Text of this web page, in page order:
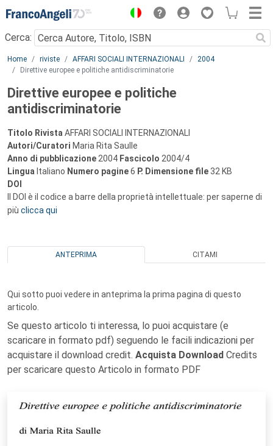
Menu
Cerca:
Main content
Home riviste AFFARI SOCIALI INTERNAZIONALI
2004
Direttive europee e politiche antidiscriminatorie
Direttive europee e politiche
antidiscriminatorie
Titolo Rivista AFFARI SOCIALI INTERNAZIONALI
Autori/Curatori Maria Rita Saulle
Anno di pubblicazione 2004 Fascicolo 2004/4
Lingua Italiano Numero pagine6 P. Dimensione file 32 KB
DOI
Il DOI è il codice a barre della proprietà intellettuale: per saperne di
più clicca qui
ANTEPRIMA CITAMI
Qui sotto puoi vedere in anteprima la prima pagina di questo
articolo.
Se questo articolo ti interessa, lo puoi acquistare (e
scaricare in formato pdf) seguendo le facili indicazioni per
acquistare il download credit. Acquista Download Credits
per scaricare questo Articolo in formato PDF